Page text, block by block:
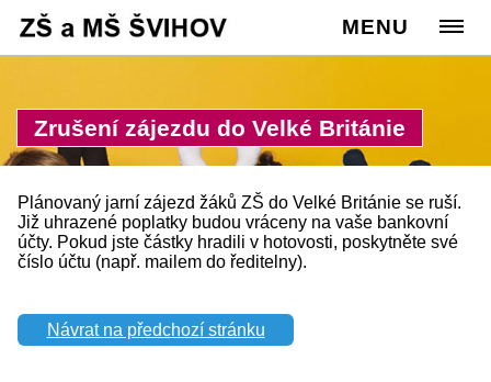
MENU
Zrušení zájezdu do Velké Británie
Cesta:www.zssvihov.info
Škola>Ze života školy
Plánovaný jarní zájezd žáků ZŠ do Velké Británie se ruší.
Již uhrazené poplatky budou vráceny na vaše bankovní
účty. Pokud jste částky hradili v hotovosti, poskytněte své
číslo účtu (např. mailem do ředitelny).
Návrat na předchozí stránku